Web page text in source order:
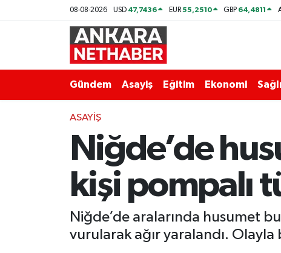
08-08-2026 USD 47,7436 EUR55,2510 GBP 64,4811
Gündem Asayiş Eğitim Ekonomi
ASAYIŞ
Niğde’de
kişi pompalı
Niğde’de aralarında husumet
vurularak ağır yaralandı. Olayla
Ekonomi
Gündem
Kim Kimdir Nereli
Resmi İlanlar
Ankara Hava Durumu
Tüm Manşetler
Son Dakika Haberleri